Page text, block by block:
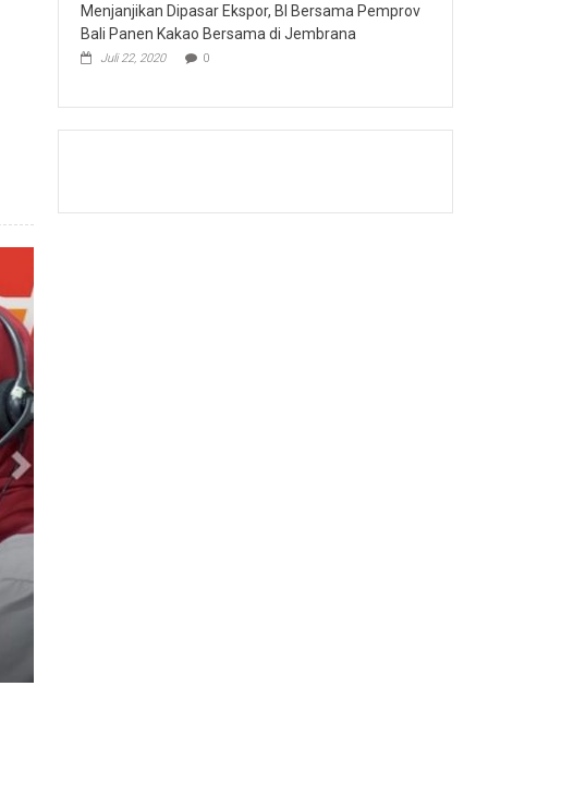
Menjanjikan Dipasar Ekspor, BI Bersama Pemprov
Bali Panen Kakao Bersama di Jembrana
Juli 22, 2020 0